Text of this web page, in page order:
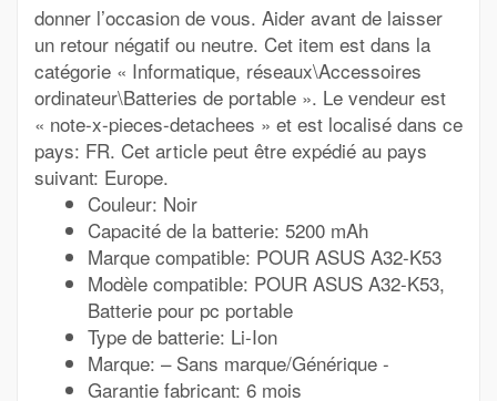
donner l’occasion de vous. Aider avant de laisser
un retour négatif ou neutre. Cet item est dans la
catégorie « Informatique, réseaux\Accessoires
ordinateur\Batteries de portable ». Le vendeur est
« note-x-pieces-detachees » et est localisé dans ce
pays: FR. Cet article peut être expédié au pays
suivant: Europe.
Couleur: Noir
Capacité de la batterie: 5200 mAh
Marque compatible: POUR ASUS A32-K53
Modèle compatible: POUR ASUS A32-K53,
Batterie pour pc portable
Type de batterie: Li-Ion
Marque: – Sans marque/Générique -
Garantie fabricant: 6 mois